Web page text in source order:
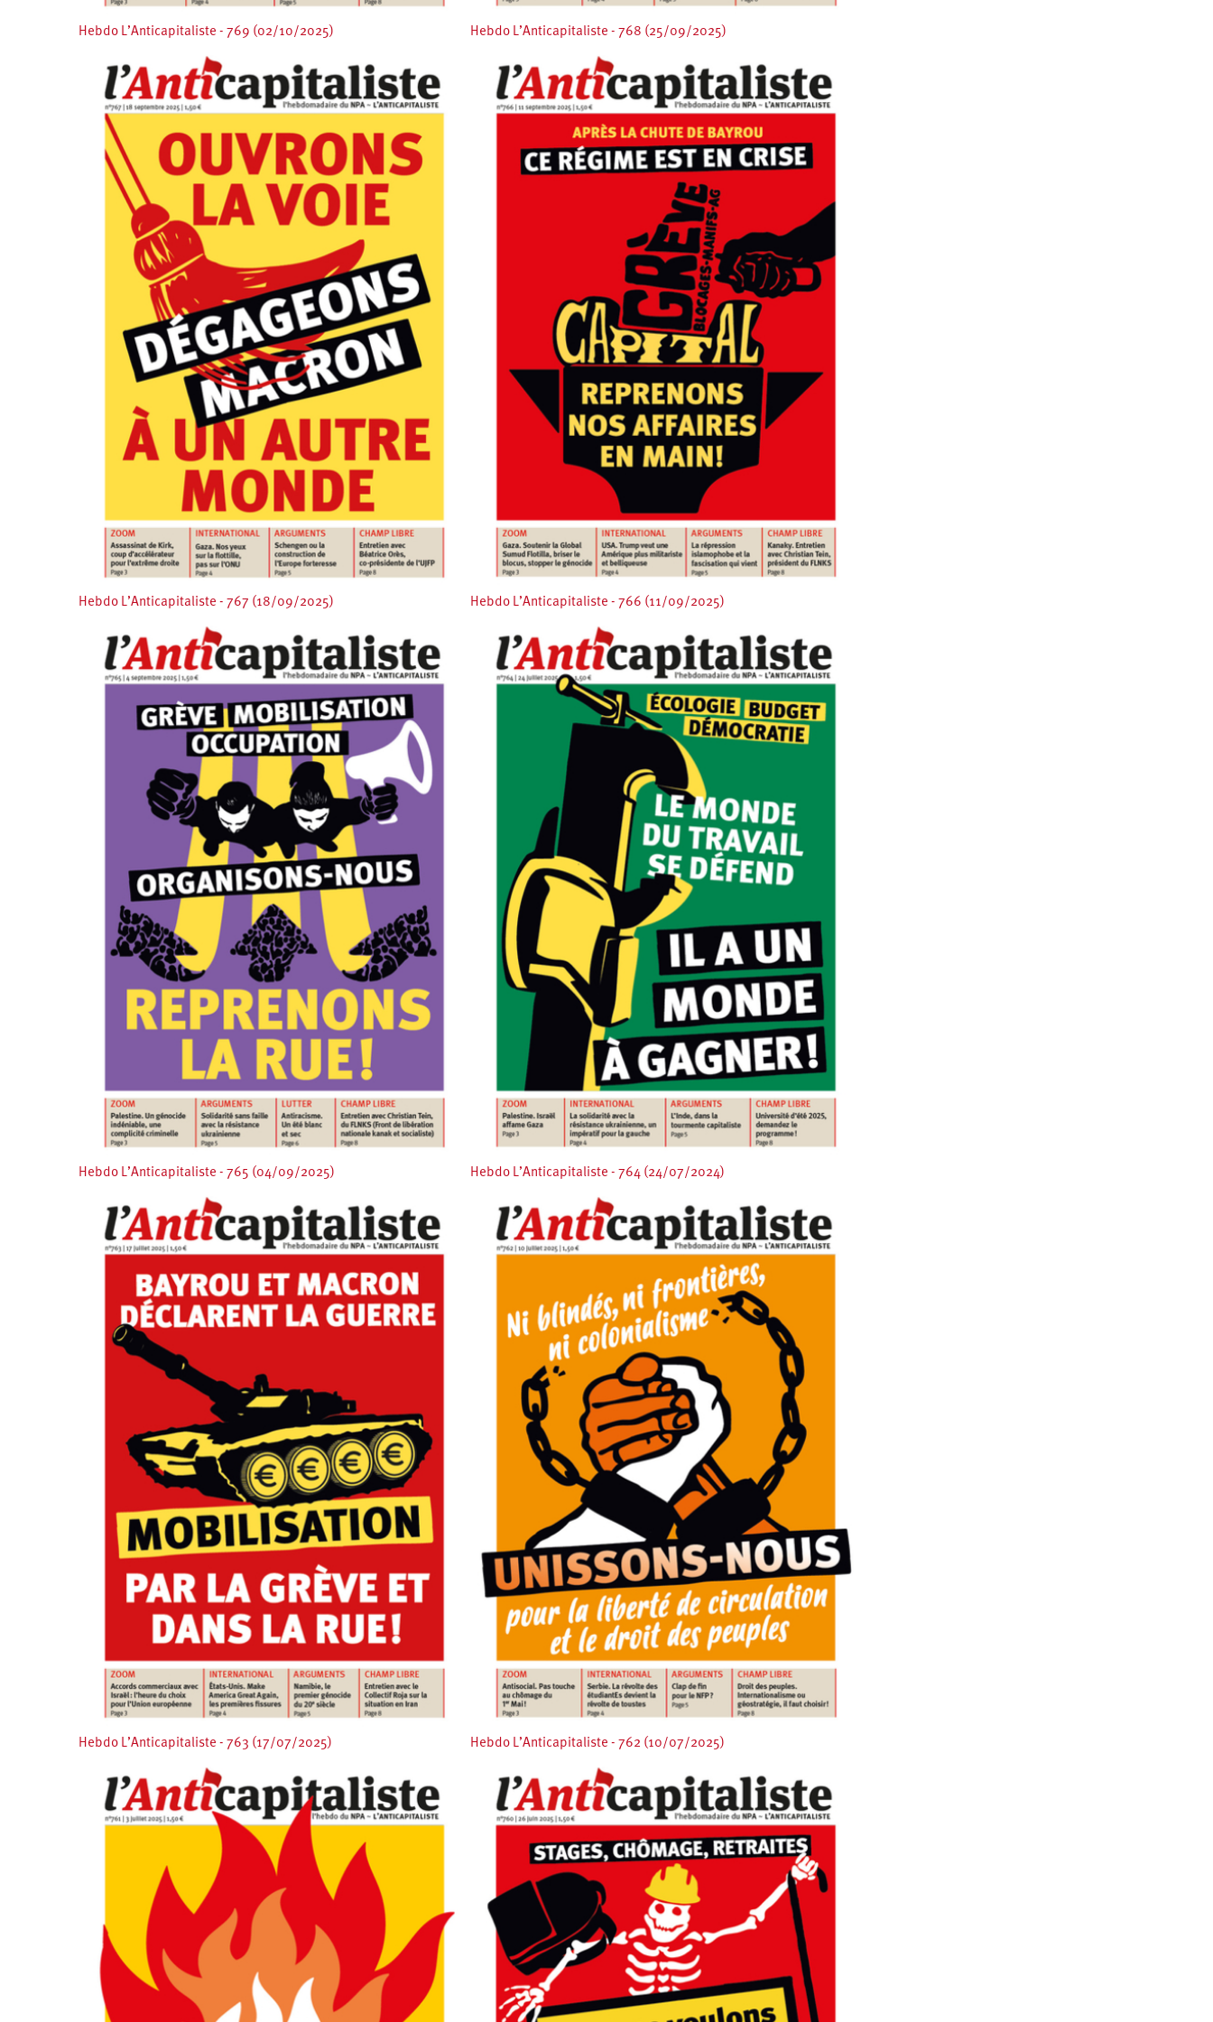
Hebdo L’Anticapitaliste - 769 (02/10/2025) Hebdo L’Anticapitaliste - 768 (25/09/2025)
Hebdo L’Anticapitaliste - 767 (18/09/2025) Hebdo L’Anticapitaliste - 766 (11/09/2025)
Hebdo L’Anticapitaliste - 765 (04/09/2025) Hebdo L’Anticapitaliste - 764 (24/07/2024)
Hebdo L’Anticapitaliste - 763 (17/07/2025) Hebdo L’Anticapitaliste - 762 (10/07/2025)